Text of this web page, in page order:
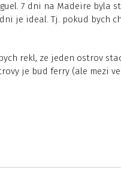
7 dni na Madeire byla
je ideal. Tj. pokud bych
rekl, ze jeden ostrov
je bud ferry (ale mezi